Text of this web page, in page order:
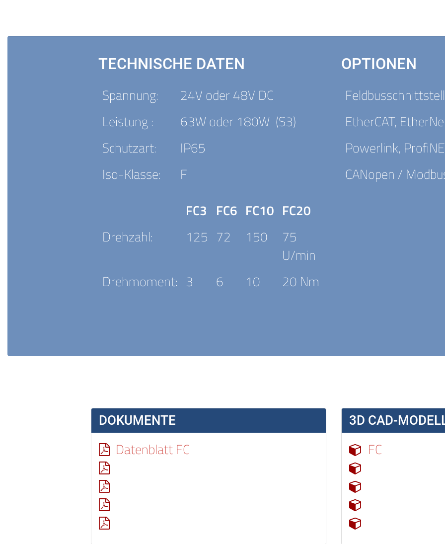
TECHNISCHE DATEN
Spannung:
24V oder 48V DC
Leistung :
63W oder 180W (S3)
Schutzart:
IP65
Iso-Klasse:
F
FC3 FC6 FC10 FC20
Drehzahl:
125 72 150
75
U/min
Drehmoment: 3 6 10 20 Nm
OPTIONEN
EtherCAT,
Powerlink,
CANopen /
DOKUMENTE
Datenblatt FC
3D CAD-
FC